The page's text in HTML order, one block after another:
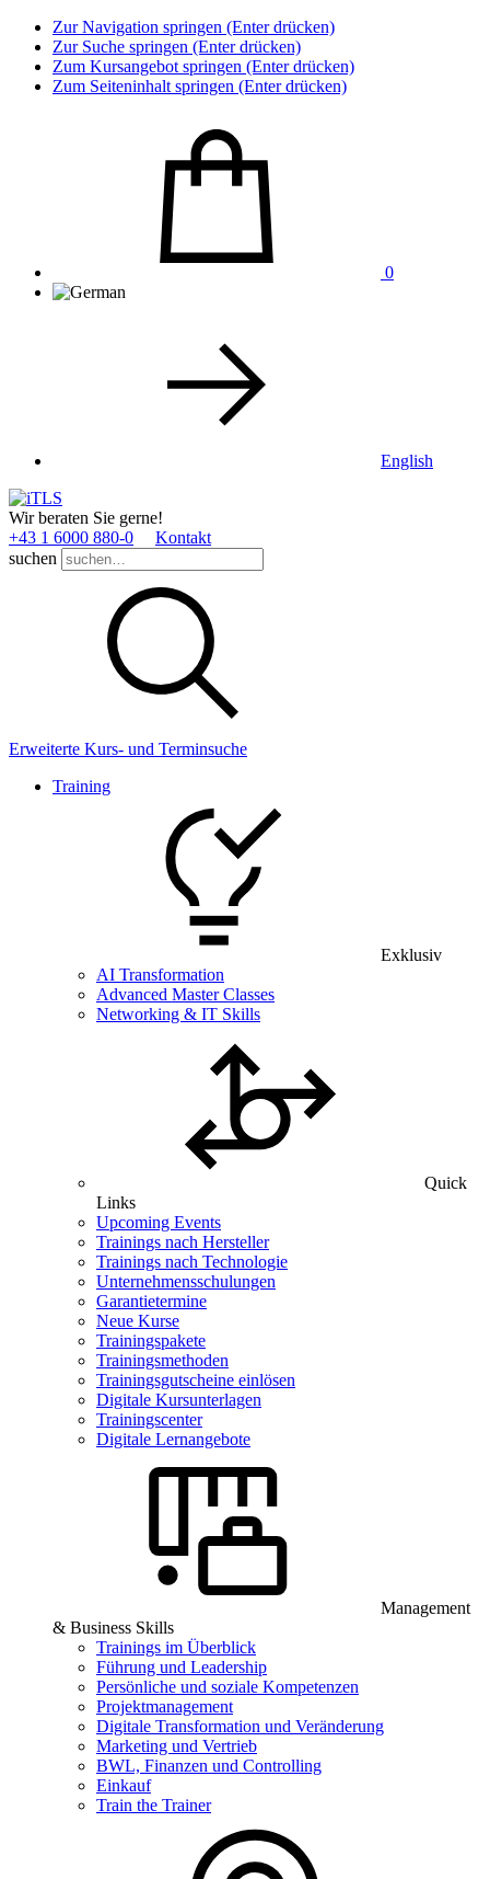
Zur Navigation springen (Enter drücken)
Zur Suche springen (Enter drücken)
Zum Kursangebot springen (Enter drücken)
Zum Seiteninhalt springen (Enter drücken)
0
English
Wir beraten Sie gerne!
+43 1 6000 880­-0
Kontakt
suchen
Erweiterte Kurs- und Terminsuche
Training
Exklusiv
AI Transformation
Advanced Master Classes
Networking & IT Skills
Quick
Links
Upcoming Events
Trainings nach Hersteller
Trainings nach Technologie
Unternehmensschulungen
Garantietermine
Neue Kurse
Trainingspakete
Trainingsmethoden
Trainingsgutscheine einlösen
Digitale Kursunterlagen
Trainingscenter
Digitale Lernangebote
Management
& Business Skills
Trainings im Überblick
Führung und Leadership
Persönliche und soziale Kompetenzen
Projektmanagement
Digitale Transformation und Veränderung
Marketing und Vertrieb
BWL, Finanzen und Controlling
Einkauf
Train the Trainer